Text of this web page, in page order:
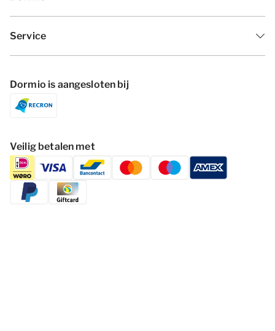
Service
Dormio is aangesloten bij
Veilig betalen met